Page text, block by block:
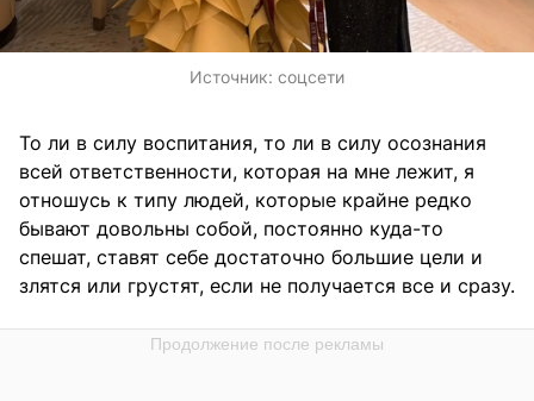
Источник: соцсети
То ли в силу воспитания, то ли в силу осознания
всей ответственности, которая на мне лежит, я
отношусь к типу людей, которые крайне редко
бывают довольны собой, постоянно куда-то
спешат, ставят себе достаточно большие цели и
злятся или грустят, если не получается все и сразу.